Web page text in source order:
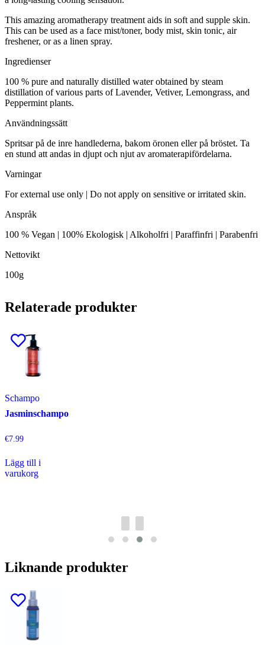
This amazing aromatherapy treatment aids in soft and supple skin.
This can be used as a face mist/toner, body mist, skin tonic, air
freshener, or as a linen spray.
Ingredienser
100 % pure and naturally distilled water obtained by steam
distillation of various parts of Lavender, Vetiver, Lemongrass, and
Peppermint plants.
Användningssätt
Spritsar på de inre handlederna, bakom öronen eller på bröstet. Ta
en stund att andas in djupt och njut av aromaterapifördelarna.
Varningar
For external use only | Do not apply on sensitive or irritated skin.
Anspråk
100 % Vegan | 100% Ekologisk | Alkoholfri | Paraffinfri | Parabenfri
Nettovikt
100g
Relaterade produkter
Schampo
Jasminschampo
€7.99
Lägg till i
varukorg
Liknande produkter